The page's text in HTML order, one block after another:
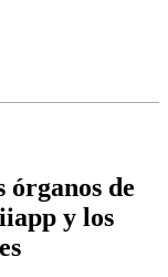
órganos de
y los